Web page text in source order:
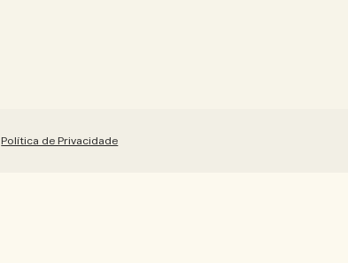
Política de Privacidade